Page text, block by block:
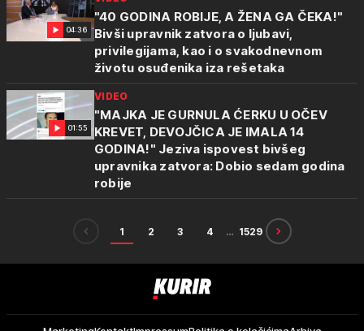
"40 GODINA ROBIJE, A ŽENA GA ČEKA!"
Bivši upravnik zatvora o ljubavi,
privilegijama, kao i o svakodnevnom
životu osuđenika iza rešetaka
04:36
VIDEO
"MAJKA JE GURNULA ĆERKU U OČEV
KREVET, DEVOJČICA JE IMALA 14
GODINA!" Jeziva ispovest bivšeg
upravnika zatvora: Dobio sedam godina
robije
01:55
1 2 3 4 … 1529
Kurir